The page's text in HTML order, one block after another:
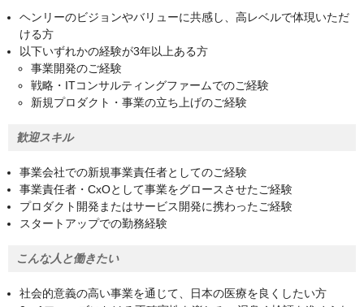
ヘンリーのビジョンやバリューに共感し、高レベルで体現いただ
ける方
以下いずれかの経験が3年以上ある方
事業開発のご経験
戦略・ITコンサルティングファームでのご経験
新規プロダクト・事業の立ち上げのご経験
歓迎スキル
事業会社での新規事業責任者としてのご経験
事業責任者・CxOとして事業をグロースさせたご経験
プロダクト開発またはサービス開発に携わったご経験
スタートアップでの勤務経験
こんな人と働きたい
社会的意義の高い事業を通じて、日本の医療を良くしたい方